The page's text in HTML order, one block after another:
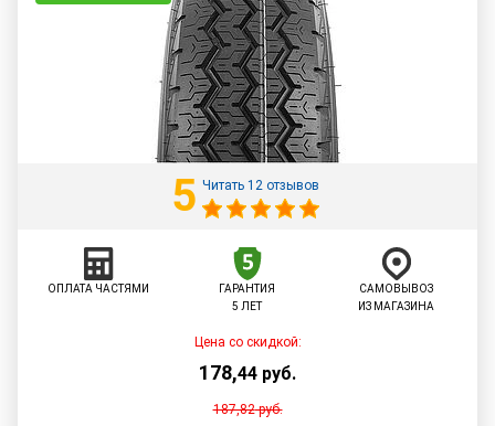
5 Читать 12 отзывов
ОПЛАТА ЧАСТЯМИ
ГАРАНТИЯ
5 ЛЕТ
САМОВЫВОЗ
ИЗ МАГАЗИНА
Цена со скидкой:
178,44 руб.
187,82руб.